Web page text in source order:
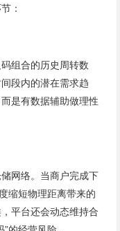
：
组合的历史周转数
段内的潜在需求趋
是有数据辅助做理性
网络。当商户完成下
缩短物理距离带来的
平台还会动态维持合